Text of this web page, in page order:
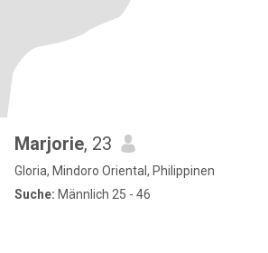
Marjorie, 23
Gloria, Mindoro Oriental, Philippinen
Suche: Männlich 25 - 46